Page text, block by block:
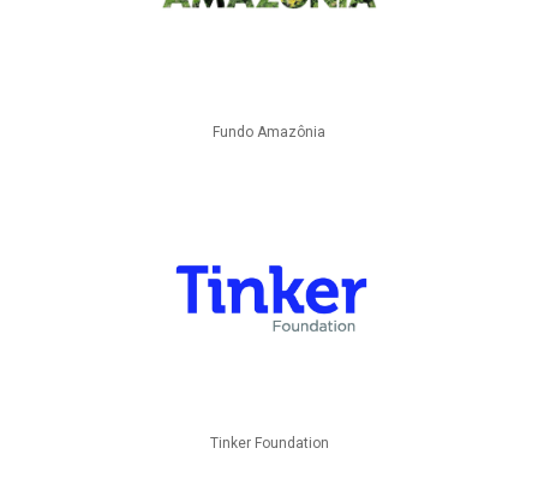
Fundo Amazônia
Tinker Foundation